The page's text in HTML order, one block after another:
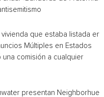
que estaba listada en
Múltiples en Estados
comisión a cualquier
presentan Neighborhue: